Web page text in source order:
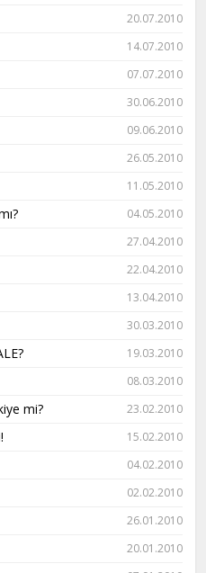
20.07.2010
14.07.2010
07.07.2010
30.06.2010
09.06.2010
26.05.2010
11.05.2010
04.05.2010
27.04.2010
22.04.2010
13.04.2010
30.03.2010
19.03.2010
08.03.2010
mi? 23.02.2010
15.02.2010
04.02.2010
02.02.2010
26.01.2010
20.01.2010